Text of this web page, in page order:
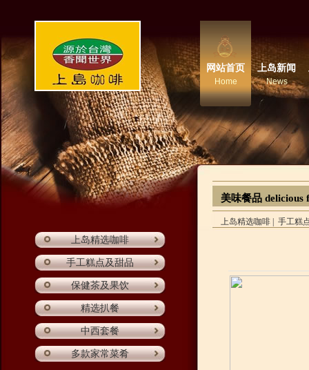
网站首页
Home
上岛新闻
News
美味餐品 delicious
上岛精选咖啡 手工糕
上岛精选咖啡
手工糕点及甜品
保健茶及果饮
精选扒餐
中西套餐
多款家常菜肴